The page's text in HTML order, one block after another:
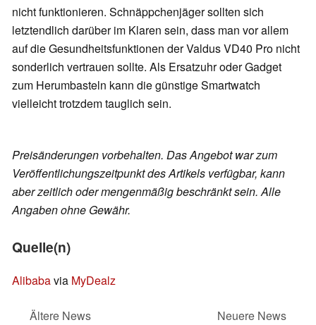
nicht funktionieren. Schnäppchenjäger sollten sich
letztendlich darüber im Klaren sein, dass man vor allem
auf die Gesundheitsfunktionen der Valdus VD40 Pro nicht
sonderlich vertrauen sollte. Als Ersatzuhr oder Gadget
zum Herumbasteln kann die günstige Smartwatch
vielleicht trotzdem tauglich sein.
Preisänderungen vorbehalten. Das Angebot war zum
Veröffentlichungszeitpunkt des Artikels verfügbar, kann
aber zeitlich oder mengenmäßig beschränkt sein. Alle
Angaben ohne Gewähr.
Quelle(n)
Alibabavia MyDealz
Ältere News
Neuere News